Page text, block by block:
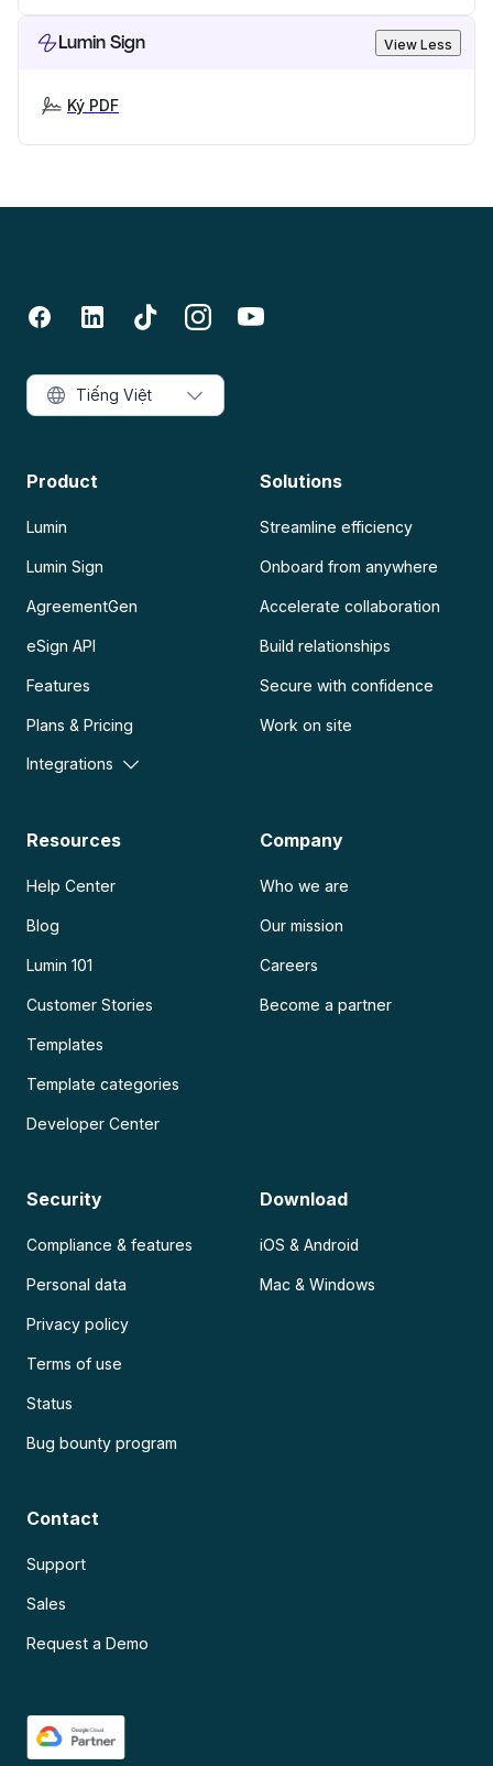
Lumin Sign View Less
Ký PDF
Product
Lumin
Lumin Sign
AgreementGen
eSign API
Features
Plans & Pricing
Integrations
Solutions
Streamline efficiency
Onboard from anywhere
Accelerate collaboration
Build relationships
Secure with confidence
Work on site
Resources
Help Center
Blog
Lumin 101
Customer Stories
Templates
Template categories
Developer Center
Company
Who we are
Our mission
Careers
Become a partner
Security
Compliance & features
Personal data
Privacy policy
Terms of use
Status
Bug bounty program
Download
iOS & Android
Mac & Windows
Contact
Support
Sales
Request a Demo
Tiếng Việt